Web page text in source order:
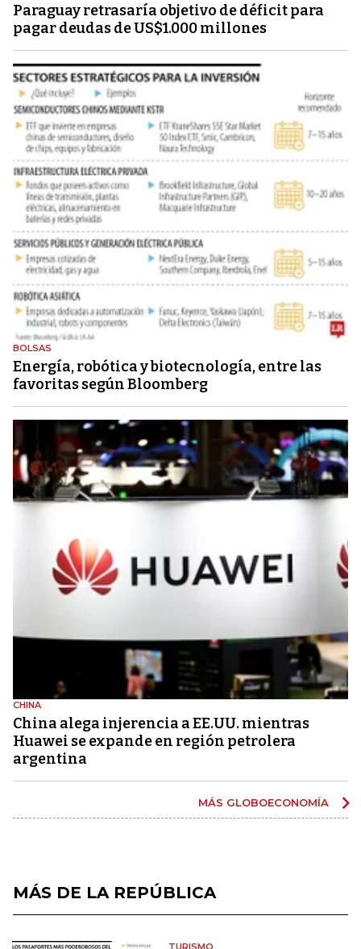
Paraguay retrasaría objetivo de déficit para
pagar deudas de US$1.000 millones
BOLSAS
Energía, robótica y biotecnología, entre las
favoritas según Bloomberg
CHINA
China alega injerencia a EE.UU. mientras
Huawei se expande en región petrolera
argentina
MÁS GLOBOECONOMÍA
MÁS DE LA REPÚBLICA
TURISMO